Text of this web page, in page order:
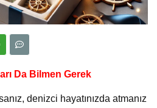
Da Bilmen Gerek
denizci hayatınızda atmanız